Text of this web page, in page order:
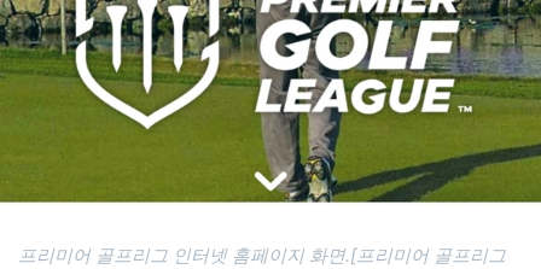
프리미어 골프리그 인터넷 홈페이지 화면.[프리미어 골프리그